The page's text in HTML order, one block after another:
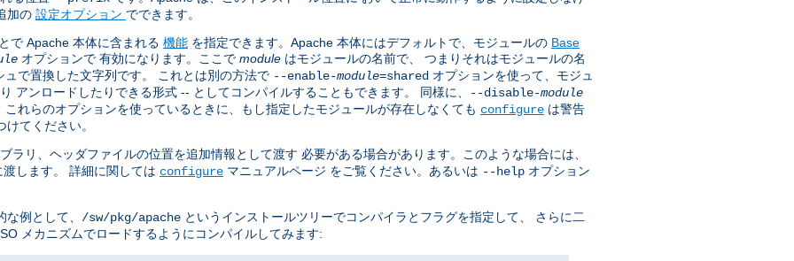
加の 設定オプション でできます。
で Apache 本体に含まれる 機能 を指定できます。Apache 本体にはデフォルトで、モジュールの Base
オプションで 有効になります。ここで module はモジュールの名前で、 つまりそれはモジュールの名
で置換した文字列です。 これとは別の方法で --enable-module=shared オプションを使って、モジュ
アンロードしたりできる形式 -- としてコンパイルすることもできます。 同様に、
--disable-module
れらのオプションを使っているときに、もし指定したモジュールが存在しなくても configure は警告
てください。
ラリ、ヘッダファイルの位置を追加情報として渡す 必要がある場合があります。このような場合には、
します。 詳細に関しては configure マニュアルページ をご覧ください。あるいは --help オプション
例として、 /sw/pkg/apache というインストールツリーでコンパイラとフラグを指定して、 さらに二
メカニズムでロードするようにコンパイルしてみます: